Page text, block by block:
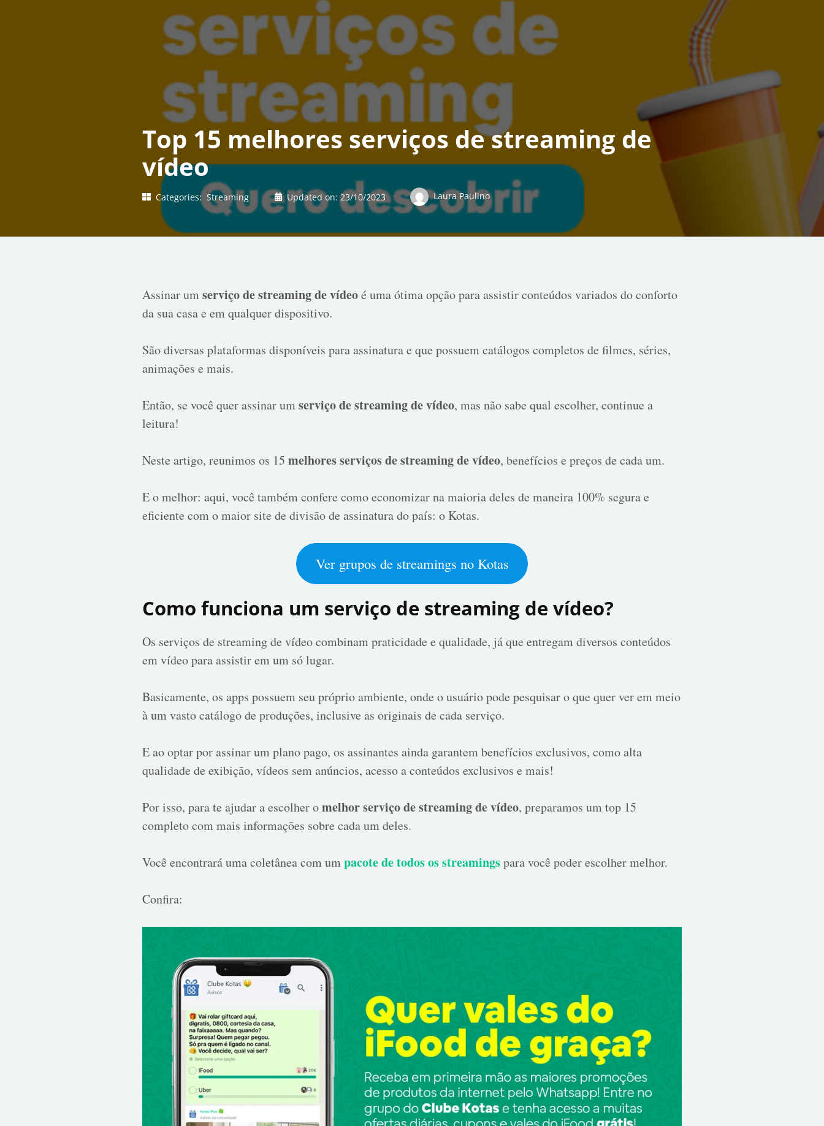
Top 15 melhores serviços de streaming de
vídeo
Categories: Streaming Updated on:23/10/2023 Laura Paulino
Assinar umserviço de streaming de vídeoé uma ótima opção para assistir conteúdos variados do conforto
da sua casa e em qualquer dispositivo.
São diversas plataformas disponíveis para assinatura e que possuem catálogos completos de filmes, séries,
animações e mais.
Então, se você quer assinar umserviço de streaming de vídeo, mas não sabe qual escolher, continue a
leitura!
Neste artigo, reunimos os 15 melhores serviços de streaming de vídeo, benefícios e preços de cada um.
E o melhor: aqui, você também confere como economizar na maioria deles de maneira 100% segura e
eficiente com o maior site de divisão de assinatura do país: o Kotas.
Ver grupos de streamings no Kotas
Como funciona um serviço de streaming de vídeo?
Os serviços de streaming de vídeo combinam praticidade e qualidade, já que entregam diversos conteúdos
em vídeo para assistir em um só lugar.
Basicamente, os apps possuem seu próprio ambiente, onde o usuário pode pesquisar o que quer ver em meio
à um vasto catálogo de produções, inclusive as originais de cada serviço.
E ao optar por assinar um plano pago, os assinantes ainda garantem benefícios exclusivos, como alta
qualidade de exibição, vídeos sem anúncios, acesso a conteúdos exclusivos e mais!
Por isso, para te ajudar a escolher omelhor serviço de streaming de vídeo, preparamos um top 15
completo com mais informações sobre cada um deles.
Você encontrará uma coletânea com umpacote de todos os streamingspara você poder escolher melhor.
Confira: